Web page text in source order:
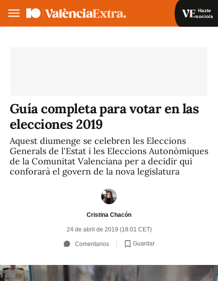
Hazte
socio/a
Guía completa para votar en las
elecciones 2019
Aquest diumenge se celebren les Eleccions
Generals de l'Estat i les Eleccions Autonòmiques
de la Comunitat Valenciana per a decidir qui
conforarà el govern de la nova legislatura
Cristina Chacón
24 de abril de 2019 (18:01 CET)
Comentarios Guardar